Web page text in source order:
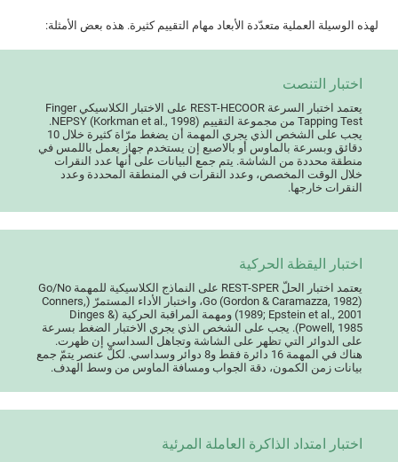
لهذه الوسيلة العملية متعدّدة الأبعاد مهام التقييم كثيرة. هذه بعض الأمثلة:
اختبار التنصت
يعتمد اختبار السرعة REST-HECOOR على الاختبار الكلاسيكي Finger
Tapping Test من مجموعة التقييم NEPSY (Korkman et al., 1998).
يجب على الشخص الذي يجري المهمة أن يضغط مرّاة كثيرة خلال 10
دقائق وبسرعة بالماوس أو بالاصبع إن يستخدم جهاز يعمل باللمس في
منطقة محددة من الشاشة. يتم جمع البيانات على أنها عدد النقرات
خلال الوقت المخصص، وعدد النقرات في المنطقة المحددة وعدد
النقرات خارجها.
اختبار اليقظة الحركية
يعتمد اختبار الحلّ REST-SPER على النماذج الكلاسيكية للمهمة Go/No
Go (Gordon & Caramazza, 1982)، واختبار الأداء المستمرّ (Conners,
1989; Epstein et al., 2001) ومهمة المراقبة الحركية (Dinges &
Powell, 1985). يجب على الشخص الذي يجري الاختبار الضغط بسرعة
على الدوائر التي تظهر على الشاشة وتجاهل السداسي إن ظهرت.
هناك في المهمة 16 دائرة فقط و8 دوائر وسداسي. لكلّ عنصر يتمّ جمع
بيانات زمن الكمون، دقة الجواب ومسافة الماوس من وسط الهدف.
اختبار امتداد الذاكرة العاملة المرئية